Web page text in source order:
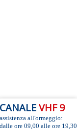
CANALEVHF 9
assistenza all'ormeggio:
dalle ore 09,00 alle ore 19,30